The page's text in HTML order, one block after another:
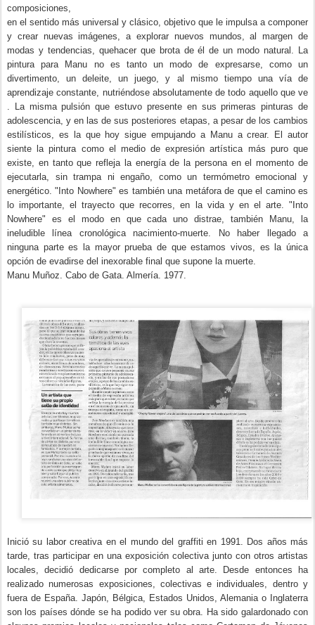
composiciones,
en el sentido más universal y clásico, objetivo que le impulsa a componer
y crear nuevas imágenes, a explorar nuevos mundos, al margen de
modas y tendencias, quehacer que brota de él de un modo natural. La
pintura para Manu no es tanto un modo de expresarse, como un
divertimento, un deleite, un juego, y al mismo tiempo una vía de
aprendizaje constante, nutriéndose absolutamente de todo aquello que ve
La misma pulsión que estuvo presente en sus primeras pinturas de
adolescencia, y en las de sus posteriores etapas, a pesar de los cambios
estilísticos, es la que hoy sigue empujando a Manu a crear. El autor
siente la pintura como el medio de expresión artística más puro que
existe, en tanto que refleja la energía de la persona en el momento de
ejecutarla, sin trampa ni engaño, como un termómetro emocional y
energético. "Into Nowhere" es también una metáfora de que el camino es
lo importante, el trayecto que recorres, en la vida y en el arte. "Into
Nowhere" es el modo en que cada uno distrae, también Manu, la
ineludible línea cronológica nacimiento-muerte. No haber llegado a
ninguna parte es la mayor prueba de que estamos vivos, es la única
opción de evadirse del inexorable final que supone la muerte.
Manu Muñoz. Cabo de Gata. Almería. 1977.
Inició su labor creativa en el mundo del graffiti en 1991. Dos años más
tarde, tras participar en una exposición colectiva junto con otros artistas
locales, decidió dedicarse por completo al arte. Desde entonces ha
realizado numerosas exposiciones, colectivas e individuales, dentro y
fuera de España. Japón, Bélgica, Estados Unidos, Alemania o Inglaterra
son los países dónde se ha podido ver su obra. Ha sido galardonado con